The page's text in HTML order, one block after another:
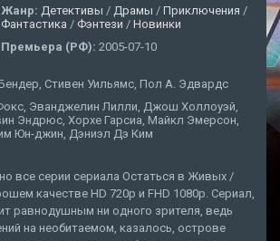
Жанр: Детективы / Драмы / Приключения /
Фантастика / Фэнтези / Новинки
Премьера (РФ): 2005-07-10
Стивен Уильямс, Пол А. Эдвардс
Эванджелин Лилли, Джош Холлоуэй,
Эндрюс, Хорхе Гарсиа, Майкл Эмерсон,
Юн-джин, Дэниэл Дэ Ким
все серии сериала Остаться в Живых /
качестве HD 720p и FHD 1080p. Сериал,
равнодушным ни одного зрителя, ведь
на необитаемом, казалось, острове